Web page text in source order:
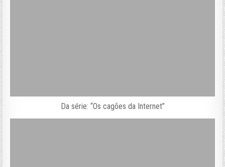
Da série: “Os cagões da Internet”